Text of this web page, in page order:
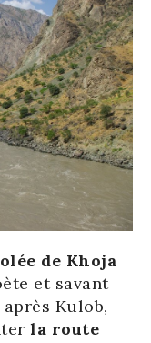
de Khoja
et savant
Kulob,
la route